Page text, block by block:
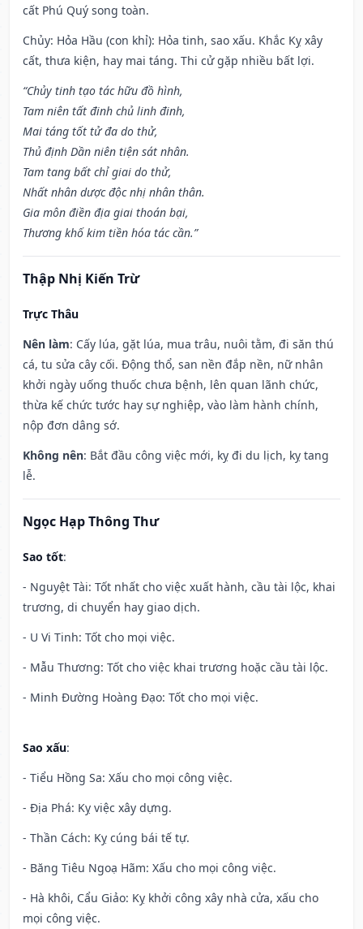
cất Phú Quý song toàn.
Chủy: Hỏa Hầu (con khỉ): Hỏa tinh, sao xấu. Khắc Kỵ xây
cất, thưa kiện, hay mai táng. Thi cử gặp nhiều bất lợi.
“Chủy tinh tạo tác hữu đồ hình,
Tam niên tất đinh chủ linh đinh,
Mai táng tốt tử đa do thử,
Thủ định Dần niên tiện sát nhân.
Tam tang bất chỉ giai do thử,
Nhất nhân dược độc nhị nhân thân.
Gia môn điền địa giai thoán bại,
Thương khố kim tiền hóa tác cần.”
Thập Nhị Kiến Trừ
Trực Thâu
Nên làm: Cấy lúa, gặt lúa, mua trâu, nuôi tằm, đi săn thú
cá, tu sửa cây cối. Động thổ, san nền đắp nền, nữ nhân
khởi ngày uống thuốc chưa bệnh, lên quan lãnh chức,
thừa kế chức tước hay sự nghiệp, vào làm hành chính,
nộp đơn dâng sớ.
Không nên: Bắt đầu công việc mới, kỵ đi du lịch, kỵ tang
lễ.
Ngọc Hạp Thông Thư
Sao tốt:
- Nguyệt Tài: Tốt nhất cho việc xuất hành, cầu tài lộc, khai
trương, di chuyển hay giao dịch.
- U Vi Tinh: Tốt cho mọi việc.
- Mẫu Thương: Tốt cho việc khai trương hoặc cầu tài lộc.
- Minh Đường Hoàng Đạo: Tốt cho mọi việc.
Sao xấu:
- Tiểu Hồng Sa: Xấu cho mọi công việc.
- Địa Phá: Kỵ việc xây dựng.
- Thần Cách: Kỵ cúng bái tế tự.
- Băng Tiêu Ngoạ Hãm: Xấu cho mọi công việc.
- Hà khôi, Cẩu Giảo: Kỵ khởi công xây nhà cửa, xấu cho
mọi công việc.